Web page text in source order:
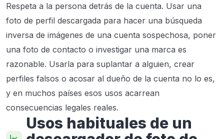
Respeta a la persona detrás de la cuenta. Usar una
foto de perfil descargada para hacer una búsqueda
inversa de imágenes de una cuenta sospechosa, poner
una foto de contacto o investigar una marca es
razonable. Usarla para suplantar a alguien, crear
perfiles falsos o acosar al dueño de la cuenta no lo es,
y en muchos países esos usos acarrean
consecuencias legales reales.
Usos habituales de un